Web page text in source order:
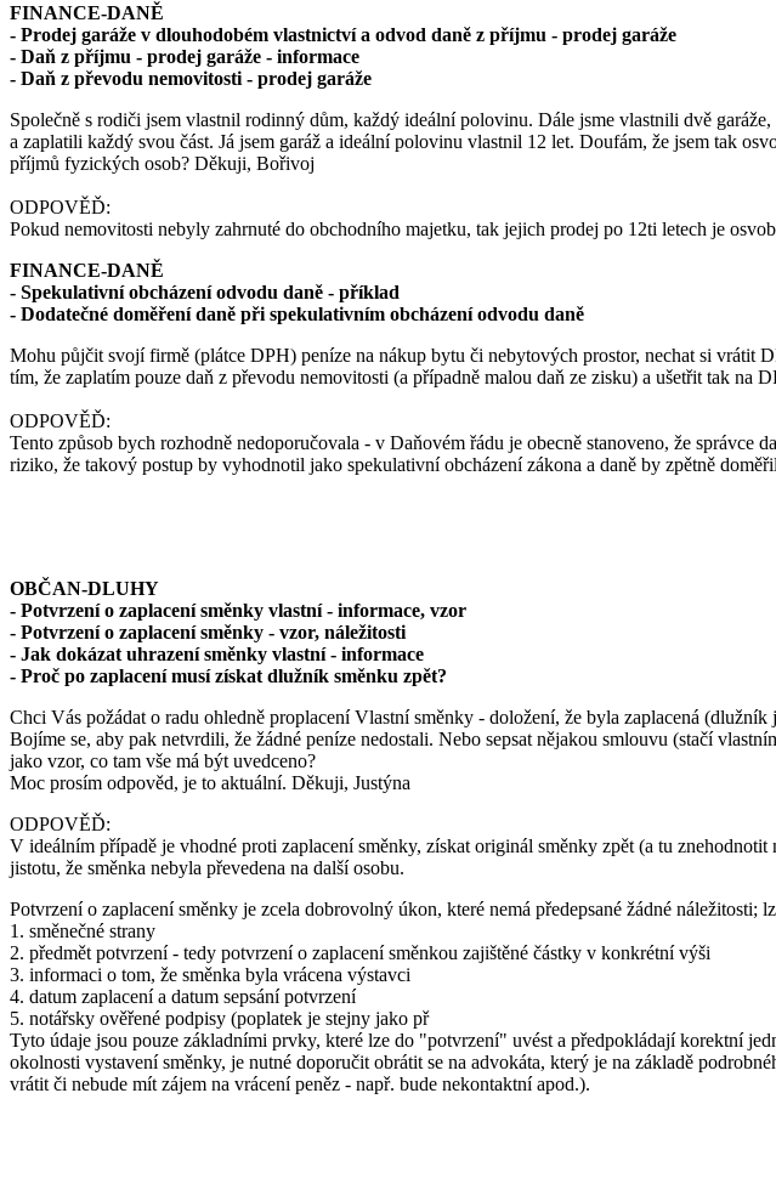
FINANCE-DANĚ
- Prodej garáže v dlouhodobém vlastnictví a odvod daně z příjmu - prodej garáže
- Daň z příjmu - prodej garáže - informace
- Daň z převodu nemovitosti - prodej garáže
Společně s rodiči jsem vlastnil rodinný dům, každý ideální polovinu. Dále jsme vlastnili dvě
a zaplatili každý svou část. Já jsem garáž a ideální polovinu vlastnil 12 let. Doufám, že jsem tak
příjmů fyzických osob? Děkuji, Bořivoj
ODPOVĚĎ:
Pokud nemovitosti nebyly zahrnuté do obchodního majetku, tak jejich prodej po 12ti letech je
FINANCE-DANĚ
- Spekulativní obcházení odvodu daně - příklad
- Dodatečné doměření daně při spekulativním obcházení odvodu daně
Mohu půjčit svojí firmě (plátce DPH) peníze na nákup bytu či nebytových prostor, nechat si vrátit
tím, že zaplatím pouze daň z převodu nemovitosti (a případně malou daň ze zisku) a ušetřit tak na
ODPOVĚĎ:
Tento způsob bych rozhodně nedoporučovala - v Daňovém řádu je obecně stanoveno, že správce
riziko, že takový postup by vyhodnotil jako spekulativní obcházení zákona a daně by zpětně
OBČAN-DLUHY
- Potvrzení o zaplacení směnky vlastní - informace, vzor
- Potvrzení o zaplacení směnky - vzor, náležitosti
- Jak dokázat uhrazení směnky vlastní - informace
- Proč po zaplacení musí získat dlužník směnku zpět?
Chci Vás požádat o radu ohledně proplacení Vlastní směnky - doložení, že byla zaplacená
Bojíme se, aby pak netvrdili, že žádné peníze nedostali. Nebo sepsat nějakou smlouvu (stačí
jako vzor, co tam vše má být uvedceno?
Moc prosím odpověd, je to aktuální. Děkuji, Justýna
ODPOVĚĎ:
V ideálním případě je vhodné proti zaplacení směnky, získat originál směnky zpět (a tu
jistotu, že směnka nebyla převedena na další osobu.
Potvrzení o zaplacení směnky je zcela dobrovolný úkon, které nemá předepsané žádné náležitosti;
1. směnečné strany
2. předmět potvrzení - tedy potvrzení o zaplacení směnkou zajištěné částky v konkrétní výši
3. informaci o tom, že směnka byla vrácena výstavci
4. datum zaplacení a datum sepsání potvrzení
5. notářsky ověřené podpisy (poplatek je stejny jako př
Tyto údaje jsou pouze základními prvky, které lze do "potvrzení" uvést a předpokládají korektní
okolnosti vystavení směnky, je nutné doporučit obrátit se na advokáta, který je na základě
vrátit či nebude mít zájem na vrácení peněz - např. bude nekontaktní apod.).